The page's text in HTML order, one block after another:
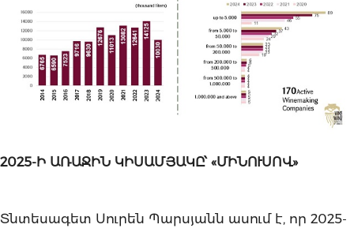
2025-Ի ԱՌԱՋԻՆ ԿԻՍԱՄՅԱԿԸ՝ «ՄԻՆՈՒՍՈՎ»
Տնտեսագետ Սուրեն Պարսյանն ասում է, որ 2025-